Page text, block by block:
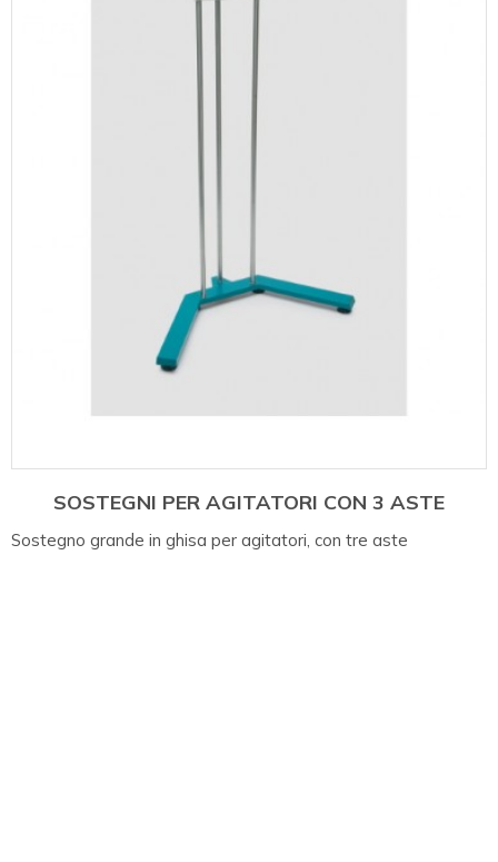
SOSTEGNI PER AGITATORI CON 3 ASTE
Sostegno grande in ghisa per agitatori, con tre aste